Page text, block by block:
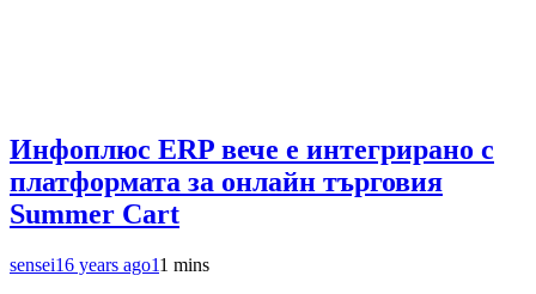
Инфоплюс ERP вече е интегрирано с
платформата за онлайн търговия
Summer Cart
sensei16 years ago11 mins